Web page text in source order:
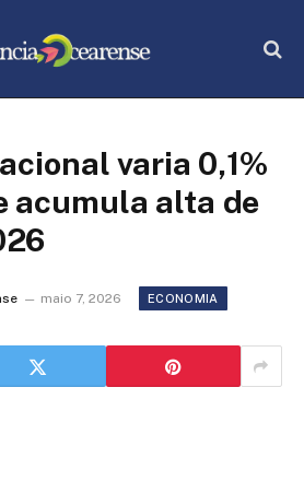
varia 0,1%
acumula alta de
maio 7, 2026 ECONOMIA